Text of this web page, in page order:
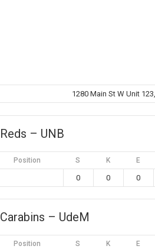
1280 Main St W Unit
Reds – UNB
Position S K E
0 0 0
Carabins – UdeM
Position S K E